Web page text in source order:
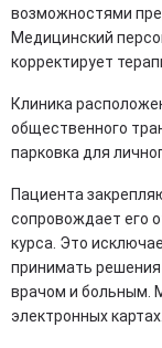
возможностями
Медицинский
корректирует
Клиника
общественного
парковка для
Пациента
сопровождает его
курса. Это
принимать
врачом и больным.
электронных картах.